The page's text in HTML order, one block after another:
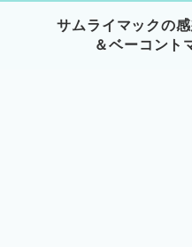
サムライマックの
＆ベーコント